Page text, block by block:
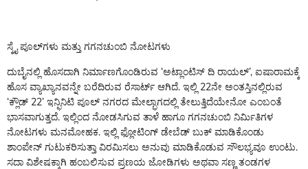
ಸ್ಕೈ ಪೂಲ್‌ಗಳು ಮತ್ತು ಗಗನಚುಂಬಿ ನೋಟಗಳು
ದುಬೈನಲ್ಲಿ ಹೊಸದಾಗಿ ನಿರ್ಮಾಣಗೊಂಡಿರುವ ‘ಅಟ್ಲಾಂಟಿಸ್ ದಿ ರಾಯಲ್’, ಐಷಾರಾಮಕ್ಕೆ
ಹೊಸ ವ್ಯಾಖ್ಯಾನವನ್ನೇ ಬರೆದಿರುವ ರೆಸಾರ್ಟ್ ಆಗಿದೆ. ಇಲ್ಲಿ 22ನೇ ಅಂತಸ್ತಿನಲ್ಲಿರುವ
‘ಕ್ಲೌಡ್ 22’ ಇನ್ಫಿನಿಟಿ ಪೂಲ್ ನಗರದ ಮೇಲ್ಭಾಗದಲ್ಲಿ ತೇಲುತ್ತಿದೆಯೇನೋ ಎಂಬಂತೆ
ಭಾಸವಾಗುತ್ತದೆ. ಇಲ್ಲಿಂದ ನೋಡಸಿಗುವ ತಾಳೆ ಹಾಗೂ ಗಗನಚುಂಬಿ ನಿರ್ಮಿತಿಗಳ
ನೋಟಗಳು ಮನಮೋಹಕ. ಇಲ್ಲಿ ಫ್ಲೋಟಿಂಗ್ ಡೇಬೆಡ್ ಬುಕ್ ಮಾಡಿಕೊಂಡು
ಶಾಂಪೇನ್ ಗುಟುಕರಿಸುತ್ತಾ ವಿರಮಿಸಲು ಅನುವು ಮಾಡಿಕೊಡುವ ಸೌಲಭ್ಯವೂ ಉಂಟು.
ಸದಾ ವಿಶೇಷಕ್ಕಾಗಿ ಹಂಬಲಿಸುವ ಪ್ರಣಯ ಜೋಡಿಗಳು ಅಥವಾ ಸಣ್ಣ ತಂಡಗಳ